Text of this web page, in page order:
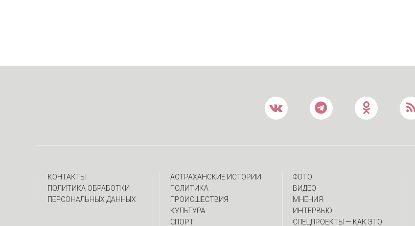
КОНТАКТЫ
ПОЛИТИКА ОБРАБОТКИ
ПЕРСОНАЛЬНЫХ ДАННЫХ
АСТРАХАНСКИЕ ИСТОРИИ
ПОЛИТИКА
ПРОИСШЕСТВИЯ
КУЛЬТУРА
СПОРТ
ФОТО
ВИДЕО
МНЕНИЯ
ИНТЕРВЬЮ
CПЕЦПРОЕКТЫ — КАК ЭТО